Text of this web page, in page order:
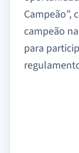
Campeão”,
campeão
para